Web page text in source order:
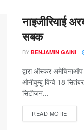
नाइजीरियाई
सबक
BY BENJAMIN GAINI
द्वारा ऑस्कर
ओनीवुम्बु विग्वे 18
सिटीजन...
READ MORE